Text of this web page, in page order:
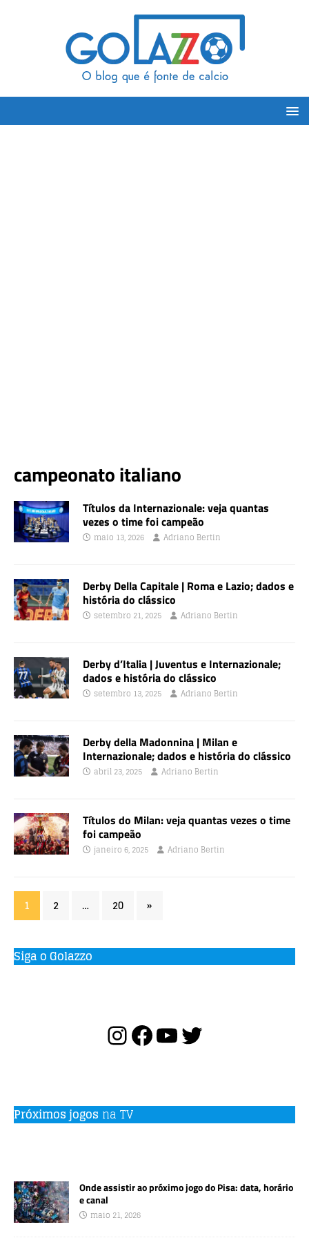
campeonato italiano
Títulos da Internazionale: veja quantas
vezes o time foi campeão
maio 13, 2026 Adriano Bertin
Derby Della Capitale | Roma e Lazio; dados e
história do clássico
setembro 21, 2025 Adriano Bertin
Derby d’Italia | Juventus e Internazionale;
dados e história do clássico
setembro 13, 2025 Adriano Bertin
Derby della Madonnina | Milan e
Internazionale; dados e história do clássico
abril 23, 2025 Adriano Bertin
Títulos do Milan: veja quantas vezes o time
foi campeão
janeiro 6, 2025 Adriano Bertin
1 2 … 20 »
Siga o Golazzo
Próximos jogos na TV
Onde assistir ao próximo jogo do Pisa: data, horário
e canal
maio 21, 2026